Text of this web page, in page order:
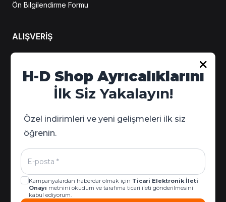
Ön Bilgilendirme Formu
ALIŞVERİŞ
Hesabım
Sipariş Takip
Kampanya Detayları
H-D Shop Ayrıcalıklarını
İlk Siz Yakalayın!
Özel indirimleri ve yeni gelişmeleri ilk siz
öğrenin.
Kampanyalardan haberdar olmak için Ticari Elektronik İleti
Onayı metnini okudum ve tarafıma ticari ileti gönderilmesini
kabul ediyorum.